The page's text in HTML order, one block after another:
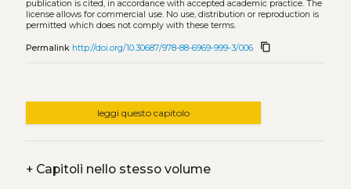
publication is cited, in accordance with accepted academic practice. The
license allows for commercial use. No use, distribution or reproduction is
permitted which does not comply with these terms.
Permalink http://doi.org/10.30687/978-88-6969-999-3/006 content_copy
leggi questo capitolo
+Capitoli nello stesso volume